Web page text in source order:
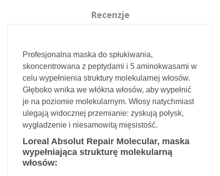
Recenzje
Profesjonalna maska do spłukiwania,
skoncentrowana z peptydami i 5 aminokwasami w
celu wypełnienia struktury molekularnej włosów.
Głęboko wnika we włókna włosów, aby wypełnić
je na poziomie molekularnym. Włosy natychmiast
ulegają widocznej przemianie: zyskują połysk,
wygładzenie i niesamowitą mięsistość.
Loreal Absolut Repair Molecular, maska
wypełniająca strukturę molekularną
włosów: